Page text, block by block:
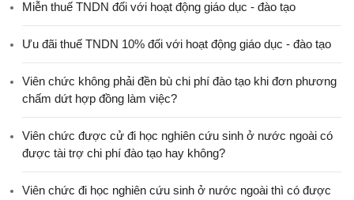
Miễn thuế TNDN đối với hoạt động giáo dục - đào tạo
Ưu đãi thuế TNDN 10% đối với hoạt động giáo dục - đào tạo
Viên chức không phải đền bù chi phí đào tạo khi đơn phương
chấm dứt hợp đồng làm việc?
Viên chức được cử đi học nghiên cứu sinh ở nước ngoài có
được tài trợ chi phí đào tạo hay không?
Viên chức đi học nghiên cứu sinh ở nước ngoài thì có được